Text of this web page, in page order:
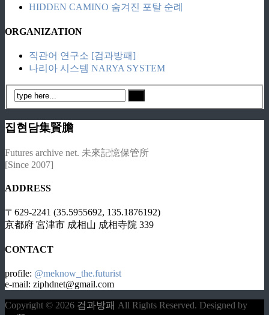
HIDDEN CAMINO 숨겨진 포탈 순례
ORGANIZATION
직관어 연구소 [검과방패]
나리아 시스템 NARYA SYSTEM
집현담集賢膽
Futures archive net. 未來記憶保管所
[Since 2007]
ADDRESS
〒629-2241 (35.5955692, 135.1876192)
京都府 宮津市 成相山 成相寺院 339
CONTACT
profile: @meknow_the.futurist
e-mail: ziphdnet@gmail.com
Copyright © 2026 검과방패 All Rights Reserved. Designed by